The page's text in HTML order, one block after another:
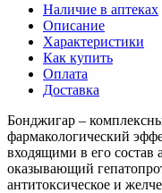
Наличие в аптеках
Описание
Характеристики
Как купить
Оплата
Доставка
Бонджигар –
фармакологический
входящими в его состав
оказывающий
антитоксическое и